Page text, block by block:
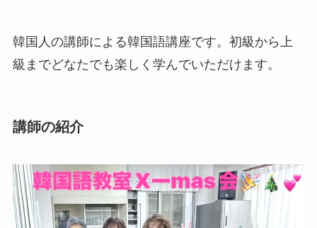
韓国人の講師による韓国語講座です。初級から上
級までどなたでも楽しく学んでいただけます。
講師の紹介